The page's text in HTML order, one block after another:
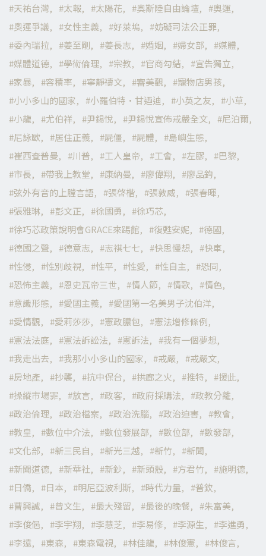
天祐台灣
太報 太陽花 奧斯陸自由論壇
奧運
奧運爭議
女性主義 好萊塢
妨礙司法公正罪
委內瑞拉
姜至剛 姜長志 婚姻 婦女部
媒體
媒體道德
學術倫理 宗教 官商勾結
宣告獨立
家暴
容積率 寧靜禱文 審美觀
寵物店男孩
小小多山的國家
小羅伯特·甘迺迪 小英之友
小草
小龍
尤伯祥 尹錫悅 尹錫悅宣佈戒嚴全文
尼泊爾
尼詠歐
居住正義 屍僵 屍體
島嶼生態
崔西查普曼
川普 工人皇帝 工會 左膠
巴黎
市長
帶我上教堂 康納曼 廖偉翔
廖品鈞
弦外有音的上膛言語
張啓楷 張敦威
張春暉
張雅琳
彭文正 徐國勇
徐巧芯
徐巧芯政策說明會GRACE來踢館
復甦安妮
德國
德國之聲
德意志 志祺七七 快思慢想
快車
性侵
性別歧視 性平 性愛 性自主
恐同
恐怖主義
恩史瓦帝三世 情人節 情歌
情色
意識形態
愛國主義
愛國第一名美男子沈伯洋
愛情觀
愛莉莎莎 憲政膿包
憲法增修條例
憲法法庭
憲法訴訟法 憲訴法
我有一個夢想
我走出去
我那小小多山的國家 戒嚴
戒嚴文
房地產
抄襲 抗中保台 拱廊之火 推特
援此
操縱市場罪
放言 政客 政府採購法
政教分離
政治倫理
政治檔案 政治洗腦 政治迫害
教會
教皇
數位中介法 數位發展部 數位部
數發部
文化部
新三民自 新光三越 新竹
新聞
新聞道德
新華社 新鈔 新頭殼 方君竹
施明德
日僑
日本 明尼亞波利斯 時代力量
普欽
曹興誠
曾文生 最大殘留 最後的晚餐
朱富美
李俊俋
李宇翔 李慧芝 李易修 李源生
李進勇
李遠
東森 東森電視 林佳龍 林俊憲
林俊言